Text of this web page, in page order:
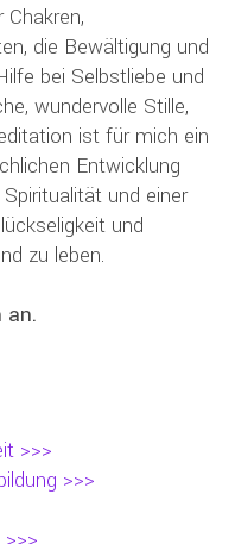
die Bewältigung und
bei Selbstliebe und
wundervolle Stille,
ist für mich ein
Entwicklung
und einer
und
zu leben.
an.
>>>
>>>